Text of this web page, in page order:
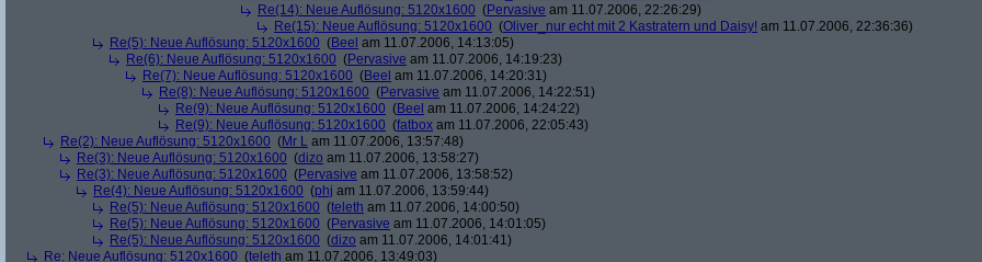
Re(14): Neue Auflösung: 5120x1600 (Pervasive am 11.07.2006, 22:26:29)
Re(15): Neue Auflösung: 5120x1600 (Oliver_nur echt mit 2 Kastratern und Daisy! am 11.07.2006, 22:36:36)
Re(5): Neue Auflösung: 5120x1600 (Beel am 11.07.2006, 14:13:05)
Re(6): Neue Auflösung: 5120x1600 (Pervasive am 11.07.2006, 14:19:23)
Re(7): Neue Auflösung: 5120x1600 (Beel am 11.07.2006, 14:20:31)
Re(8): Neue Auflösung: 5120x1600 (Pervasive am 11.07.2006, 14:22:51)
Re(9): Neue Auflösung: 5120x1600 (Beel am 11.07.2006, 14:24:22)
Re(9): Neue Auflösung: 5120x1600 (fatbox am 11.07.2006, 22:05:43)
Re(2): Neue Auflösung: 5120x1600 (Mr L am 11.07.2006, 13:57:48)
Re(3): Neue Auflösung: 5120x1600 (dizo am 11.07.2006, 13:58:27)
Re(3): Neue Auflösung: 5120x1600 (Pervasive am 11.07.2006, 13:58:52)
Re(4): Neue Auflösung: 5120x1600 (phj am 11.07.2006, 13:59:44)
Re(5): Neue Auflösung: 5120x1600 (teleth am 11.07.2006, 14:00:50)
Re(5): Neue Auflösung: 5120x1600 (Pervasive am 11.07.2006, 14:01:05)
Re(5): Neue Auflösung: 5120x1600 (dizo am 11.07.2006, 14:01:41)
Re: Neue Auflösung: 5120x1600 (teleth am 11.07.2006, 13:49:03)